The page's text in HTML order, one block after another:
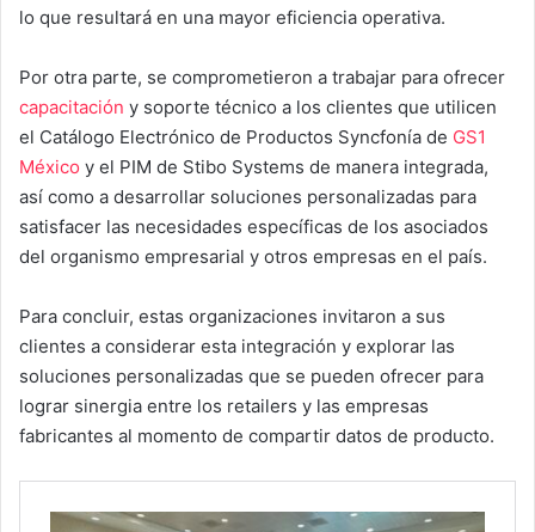
lo que resultará en una mayor eficiencia operativa.
Por otra parte, se comprometieron a trabajar para ofrecer
capacitación y soporte técnico a los clientes que utilicen
el Catálogo Electrónico de Productos Syncfonía de GS1
México y el PIM de Stibo Systems de manera integrada,
así como a desarrollar soluciones personalizadas para
satisfacer las necesidades específicas de los asociados
del organismo empresarial y otros empresas en el país.
Para concluir, estas organizaciones invitaron a sus
clientes a considerar esta integración y explorar las
soluciones personalizadas que se pueden ofrecer para
lograr sinergia entre los retailers y las empresas
fabricantes al momento de compartir datos de producto.